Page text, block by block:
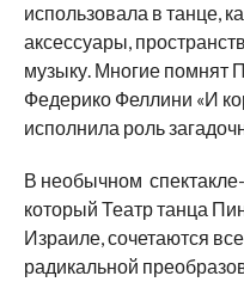
использовала в танце,
аксессуары,
музыку. Многие помнят
Федерико Феллини «И
исполнила роль
В необычном
который Театр танца
Израиле, сочетаются
радикальной